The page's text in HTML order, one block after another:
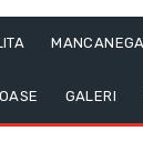
OASE GALERI